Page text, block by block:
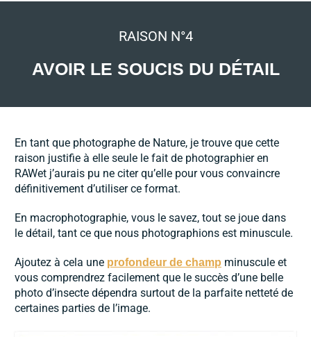
RAISON N°4
AVOIR LE SOUCIS DU DÉTAIL
En tant que photographe de Nature, je trouve que cette
raison justifie à elle seule le fait de photographier en
RAWet j’aurais pu ne citer qu’elle pour vous convaincre
définitivement d’utiliser ce format.
En macrophotographie, vous le savez, tout se joue dans
le détail, tant ce que nous photographions est minuscule.
Ajoutez à cela une profondeur de champ minuscule et
vous comprendrez facilement que le succès d’une belle
photo d’insecte dépendra surtout de la parfaite netteté de
certaines parties de l’image.